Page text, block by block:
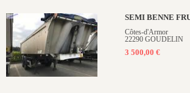
SEMI BENNE
Côtes-d'Armor
22290 GOUDELIN
3 500,00 €